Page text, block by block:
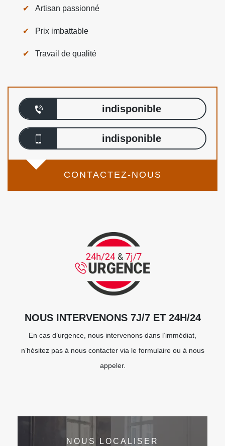
Artisan passionné
Prix imbattable
Travail de qualité
indisponible
indisponible
CONTACTEZ-NOUS
NOUS INTERVENONS 7J/7 ET 24H/24
En cas d’urgence, nous intervenons dans l’immédiat,
n’hésitez pas à nous contacter via le formulaire ou à nous
appeler.
NOUS LOCALISER